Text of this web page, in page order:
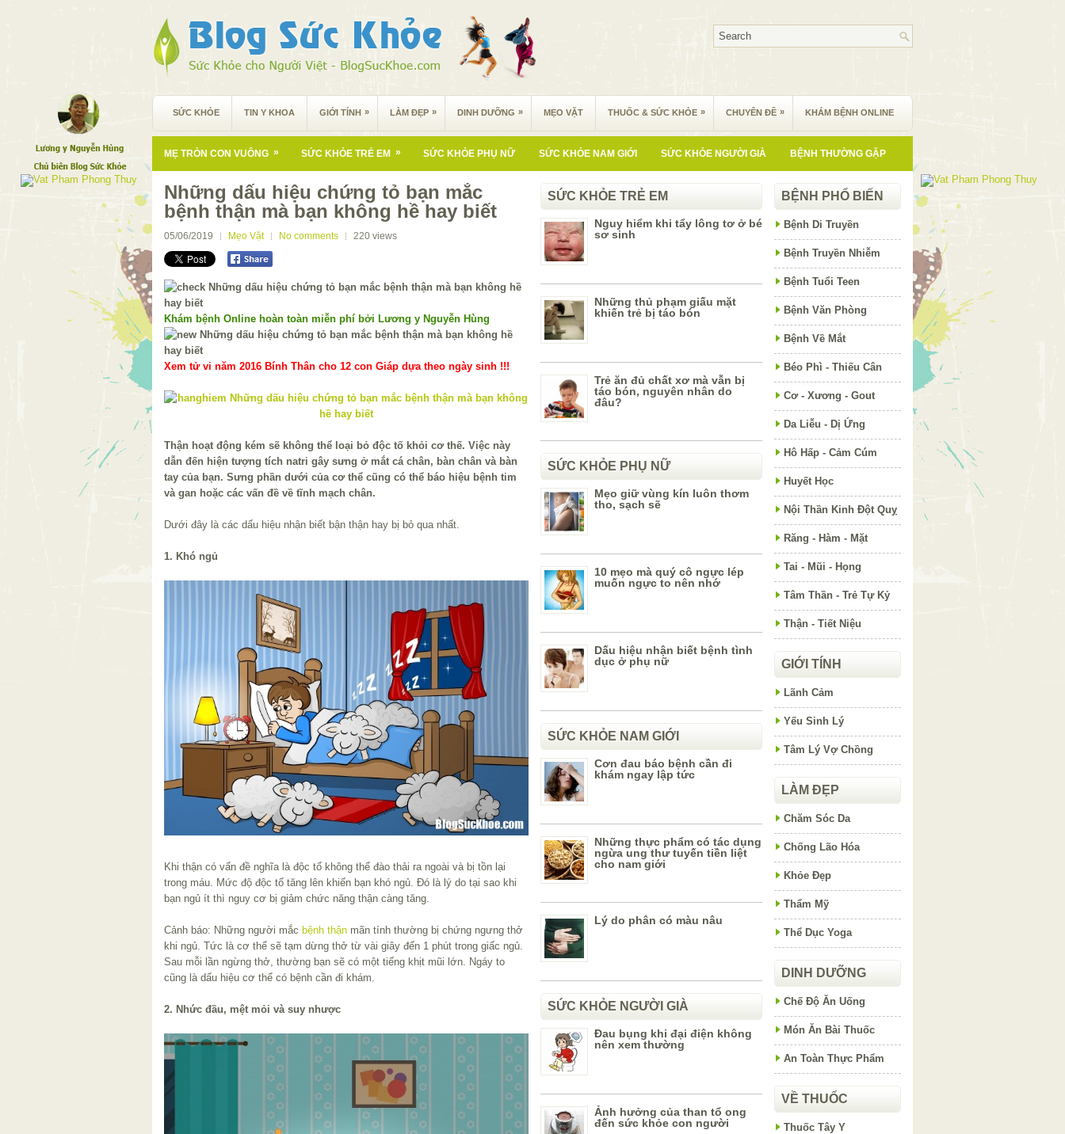
SỨC KHỎE TIN Y KHOA GIỚI TÍNH » LÀM ĐẸP » DINH DƯỠNG » MẸO VẶT THUỐC & SỨC KHỎE » CHUYÊN ĐỀ » KHÁM BỆNH ONLINE
MẸ TRÒN CON VUÔNG » SỨC KHỎE TRẺ EM » SỨC KHỎE PHỤ NỮ SỨC KHỎE NAM GIỚI SỨC KHỎE NGƯỜI GIÀ BỆNH THƯỜNG GẶP
Những dấu hiệu chứng tỏ bạn mắc
bệnh thận mà bạn không hề hay biết
05/06/2019 Mẹo Vặt No comments 220 views
Khám bệnh Online hoàn toàn miễn phí bởi Lương y Nguyễn Hùng
Xem tử vi năm 2016 Bính Thân cho 12 con Giáp dựa theo ngày sinh !!!
Thận hoạt động kém sẽ không thể loại bỏ độc tố khỏi cơ thế. Việc này
dẫn đến hiện tượng tích natri gây sưng ở mắt cá chân, bàn chân và bàn
tay của bạn. Sưng phần dưới của cơ thể cũng có thể báo hiệu bệnh tim
và gan hoặc các vấn đề về tĩnh mạch chân.
Dưới đây là các dấu hiệu nhận biết bận thận hay bị bỏ qua nhất.
1. Khó ngủ
Khi thận có vấn đề nghĩa là độc tố không thể đào thải ra ngoài và bị tồn lại
trong máu. Mức độ độc tố tăng lên khiến bạn khó ngủ. Đó là lý do tại sao khi
bạn ngủ ít thì nguy cơ bị giảm chức năng thận càng tăng.
Cảnh báo: Những người mắc bệnh thận mãn tính thường bị chứng ngưng thở
khi ngủ. Tức là cơ thể sẽ tạm dừng thở từ vài giây đến 1 phút trong giấc ngủ.
Sau mỗi lần ngừng thở, thường bạn sẽ có một tiếng khịt mũi lớn. Ngáy to
cũng là dấu hiệu cơ thể có bệnh cần đi khám.
2. Nhức đầu, mệt mỏi và suy nhược
SỨC KHỎE TRẺ EM
Nguy hiểm khi tẩy lông tơ ở bé
sơ sinh
Những thủ phạm giấu mặt
khiến trẻ bị táo bón
Trẻ ăn đủ chất xơ mà vẫn bị
táo bón, nguyên nhân do
đâu?
SỨC KHỎE PHỤ NỮ
Mẹo giữ vùng kín luôn thơm
tho, sạch sẽ
10 mẹo mà quý cô ngực lép
muốn ngực to nên nhớ
Dấu hiệu nhận biết bệnh tình
dục ở phụ nữ
SỨC KHỎE NAM GIỚI
Cơn đau báo bệnh cần đi
khám ngay lập tức
Những thực phẩm có tác dụng
ngừa ung thư tuyến tiền liệt
cho nam giới
Lý do phân có màu nâu
SỨC KHỎE NGƯỜI GIÀ
Đau bụng khi đại điện không
nên xem thường
Ảnh hưởng của than tổ ong
đến sức khỏe con người
BỆNH PHỔ BIẾN
Bệnh Di Truyền
Bệnh Truyền Nhiễm
Bệnh Tuổi Teen
Bệnh Văn Phòng
Bệnh Về Mắt
Béo Phì - Thiếu Cân
Cơ - Xương - Gout
Da Liễu - Dị Ứng
Hô Hấp - Cảm Cúm
Huyết Học
Nội Thần Kinh Đột Quỵ
Răng - Hàm - Mặt
Tai - Mũi - Họng
Tâm Thần - Trẻ Tự Kỷ
Thận - Tiết Niệu
GIỚI TÍNH
Lãnh Cảm
Yếu Sinh Lý
Tâm Lý Vợ Chồng
LÀM ĐẸP
Chăm Sóc Da
Chống Lão Hóa
Khỏe Đẹp
Thẩm Mỹ
Thể Dục Yoga
DINH DƯỠNG
Chế Độ Ăn Uống
Món Ăn Bài Thuốc
An Toàn Thực Phẩm
VỀ THUỐC
Thuốc Tây Y